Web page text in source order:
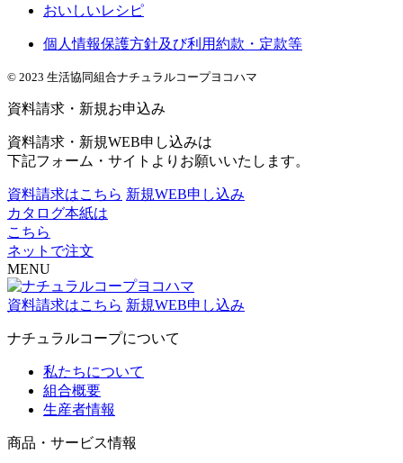
おいしいレシピ
個人情報保護方針及び利用約款・定款等
© 2023 生活協同組合ナチュラルコープヨコハマ
資料請求・新規お申込み
資料請求・新規WEB申し込みは
下記フォーム・サイトよりお願いいたします。
資料請求はこちら 新規WEB申し込み
カタログ本紙は
こちら
ネットで注文
MENU
資料請求はこちら 新規WEB申し込み
ナチュラルコープについて
私たちについて
組合概要
生産者情報
商品・サービス情報